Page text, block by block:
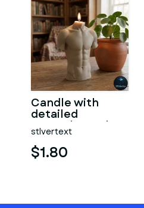
Candle with
detailed
muscular male
torso
stlvertext
$1.80